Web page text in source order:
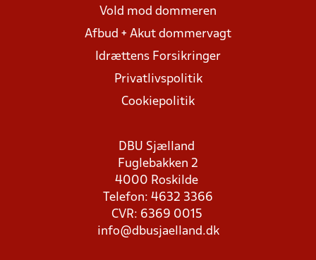
Vold mod dommeren
Afbud + Akut dommervagt
Idrættens Forsikringer
Privatlivspolitik
Cookiepolitik
DBU Sjælland
Fuglebakken 2
4000 Roskilde
Telefon: 4632 3366
CVR: 6369 0015
info@dbusjaelland.dk